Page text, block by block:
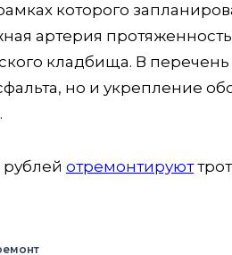
которого
артерия
кладбища. В
но и укрепление
отремонтируют